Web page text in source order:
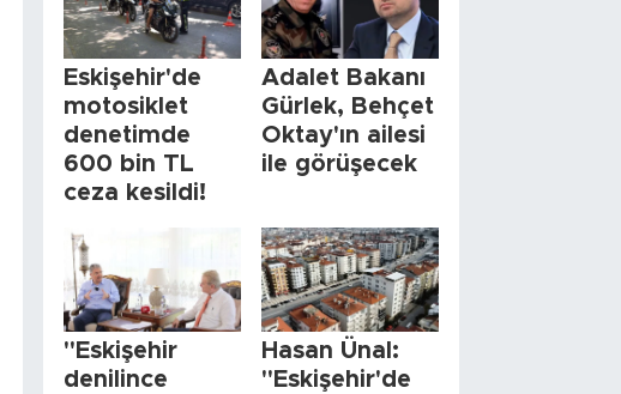
Eskişehir'de
motosiklet
denetimde
600 bin TL
ceza kesildi!
Adalet Bakanı
Gürlek, Behçet
Oktay'ın ailesi
ile görüşecek
"Eskişehir
denilince
Hasan Ünal:
"Eskişehir'de